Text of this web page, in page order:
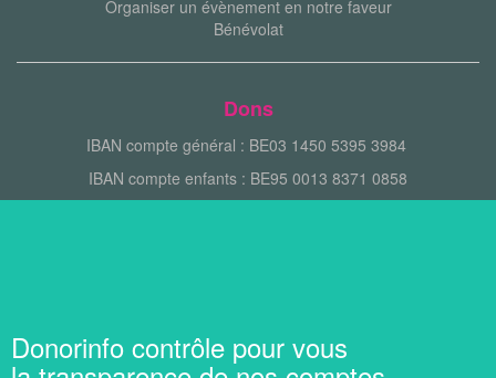
Organiser un évènement en notre faveur
Bénévolat
Dons
IBAN compte général : BE03 1450 5395 3984
IBAN compte enfants : BE95 0013 8371 0858
Donorinfo contrôle pour vous